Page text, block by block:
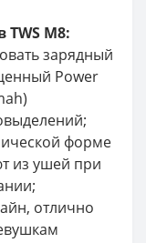
M8:
зарядный
Power
форме
из ушей при
отлично